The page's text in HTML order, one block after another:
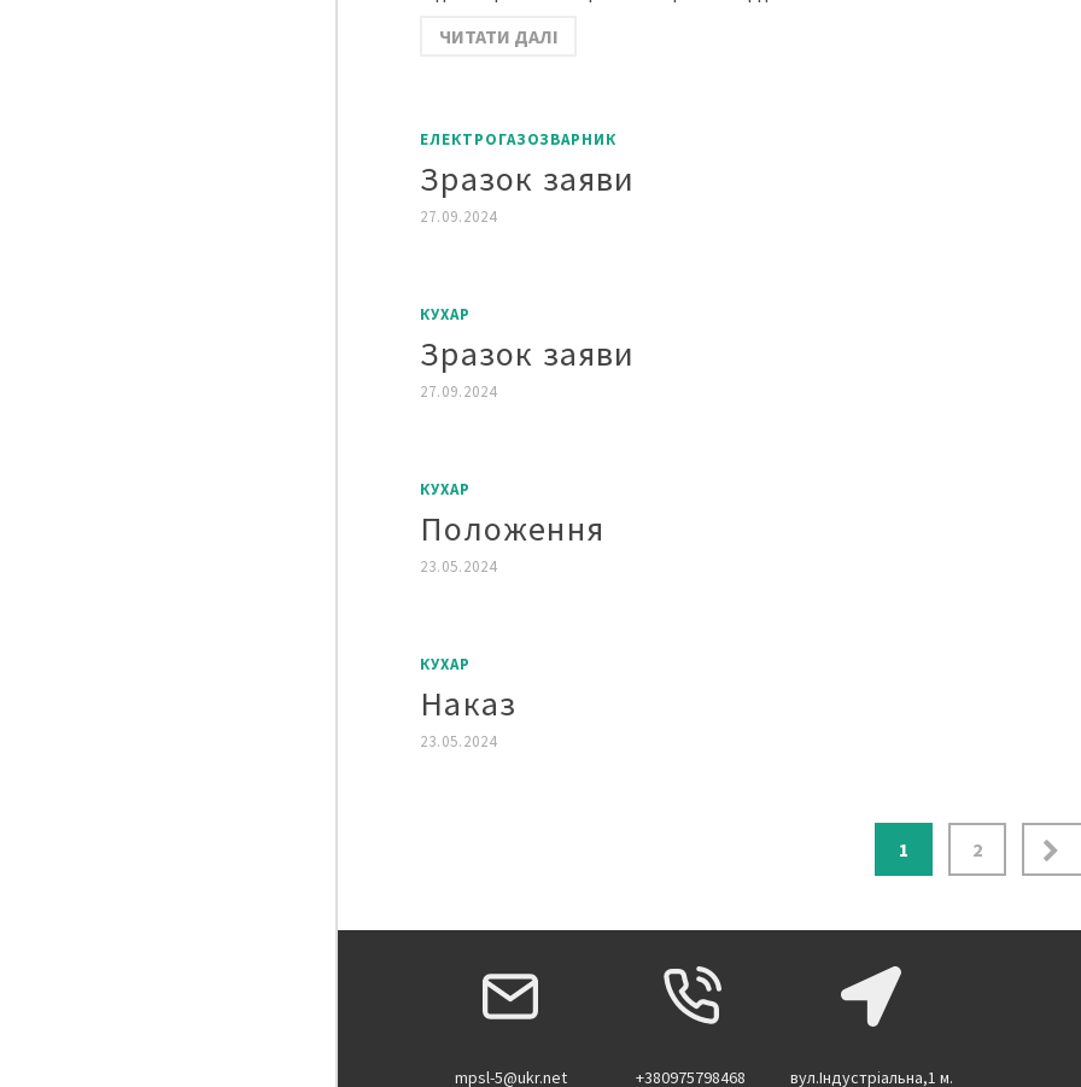
ЧИТАТИ ДАЛІ
ЕЛЕКТРОГАЗОЗВАРНИК
Зразок заяви
27.09.2024
КУХАР
Зразок заяви
27.09.2024
КУХАР
Положення
23.05.2024
КУХАР
Наказ
23.05.2024
1 2
mpsl-5@ukr.net +380975798468 вул.Індустріальна,1 м.